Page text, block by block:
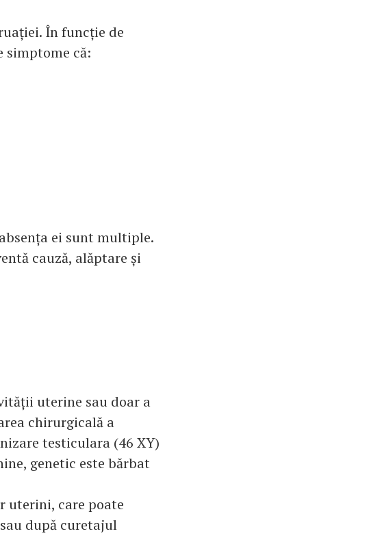
În funcție de
simptome că:
ei sunt multiple.
cauză, alăptare și
uterine sau doar a
chirurgicală a
testiculara (46 XY)
genetic este bărbat
uterini, care poate
după curetajul